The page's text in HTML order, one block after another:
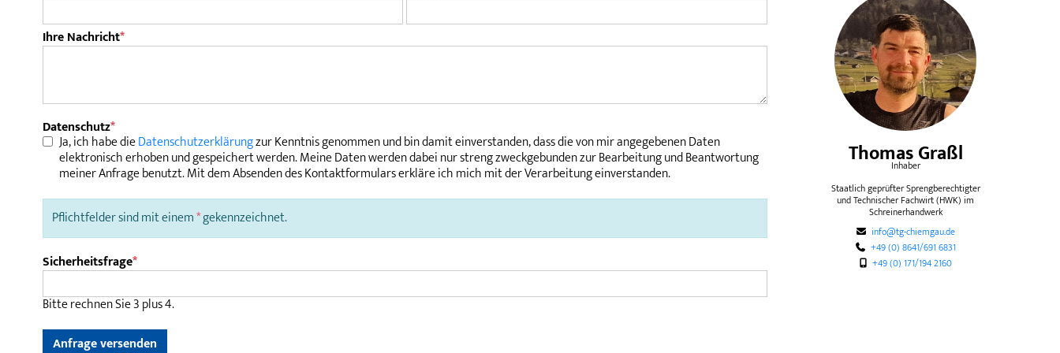
Pflichtfeld
Ihre Nachricht*
Pflichtfeld
Datenschutz*
Ja, ich habe dieDatenschutzerklärungzur Kenntnis genommen und bin damit einverstanden, dass die von mir angegebenen Daten
elektronisch erhoben und gespeichert werden. Meine Daten werden dabei nur streng zweckgebunden zur Bearbeitung und Beantwortung
meiner Anfrage benutzt. Mit dem Absenden des Kontaktformulars erkläre ich mich mit der Verarbeitung einverstanden.
Pflichtfelder sind mit einem*gekennzeichnet.
Pflichtfeld
Sicherheitsfrage*
Bitte rechnen Sie 3 plus 4.
Anfrage versenden
Thomas Graßl
Inhaber
Staatlich geprüfter Sprengberechtigter
und Technischer Fachwirt (HWK) im
Schreinerhandwerk
info@tg-chiemgau.de
+49 (0) 8641/691 6831
+49 (0) 171/194 2160